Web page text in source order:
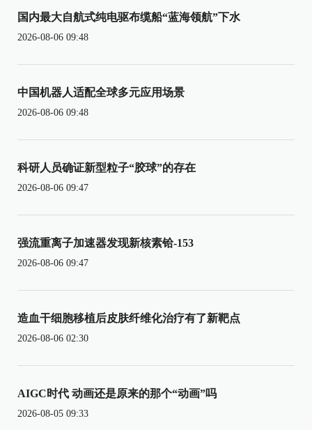
国内最大自航式纯电驱布缆船“蓝海领航”下水
2026-08-06 09:48
中国机器人适配全球多元应用场景
2026-08-06 09:48
科研人员确证新型粒子“胶球”的存在
2026-08-06 09:47
强流重离子加速器发现新核素铪-153
2026-08-06 09:47
造血干细胞移植后皮肤纤维化治疗有了新靶点
2026-08-06 02:30
AIGC时代 动画还是原来的那个“动画”吗
2026-08-05 09:33